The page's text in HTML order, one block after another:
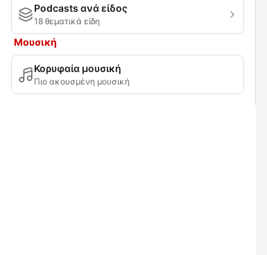
Podcasts ανά είδος
18 θεματικά είδη
Μουσική
Κορυφαία μουσική
Πιο ακουσμένη μουσική